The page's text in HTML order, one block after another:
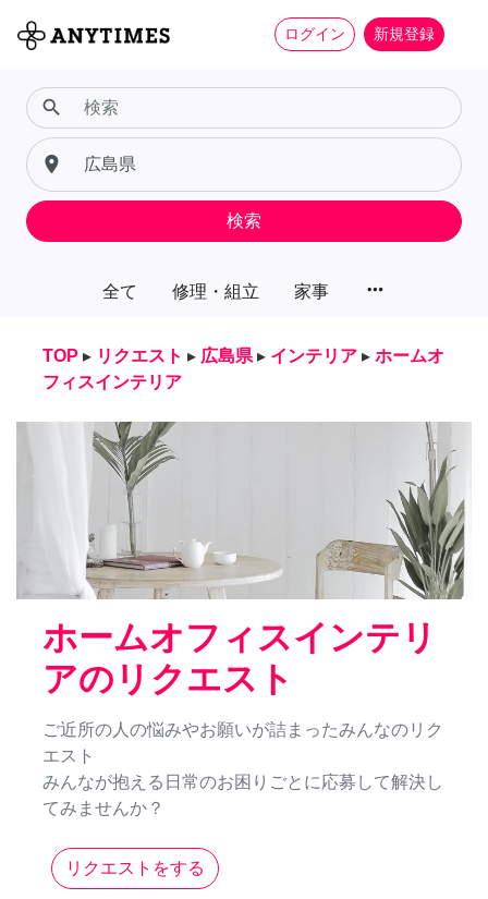
ログイン 新規登録
全て 修理・組立 家事 more_horiz
search
place
検索
TOP ▸ リクエスト ▸ 広島県 ▸ インテリア ▸ ホームオ
フィスインテリア
ホームオフィスインテリ
アのリクエスト
ご近所の人の悩みやお願いが詰まったみんなのリク
エスト
みんなが抱える日常のお困りごとに応募して解決し
てみませんか？
リクエストをする